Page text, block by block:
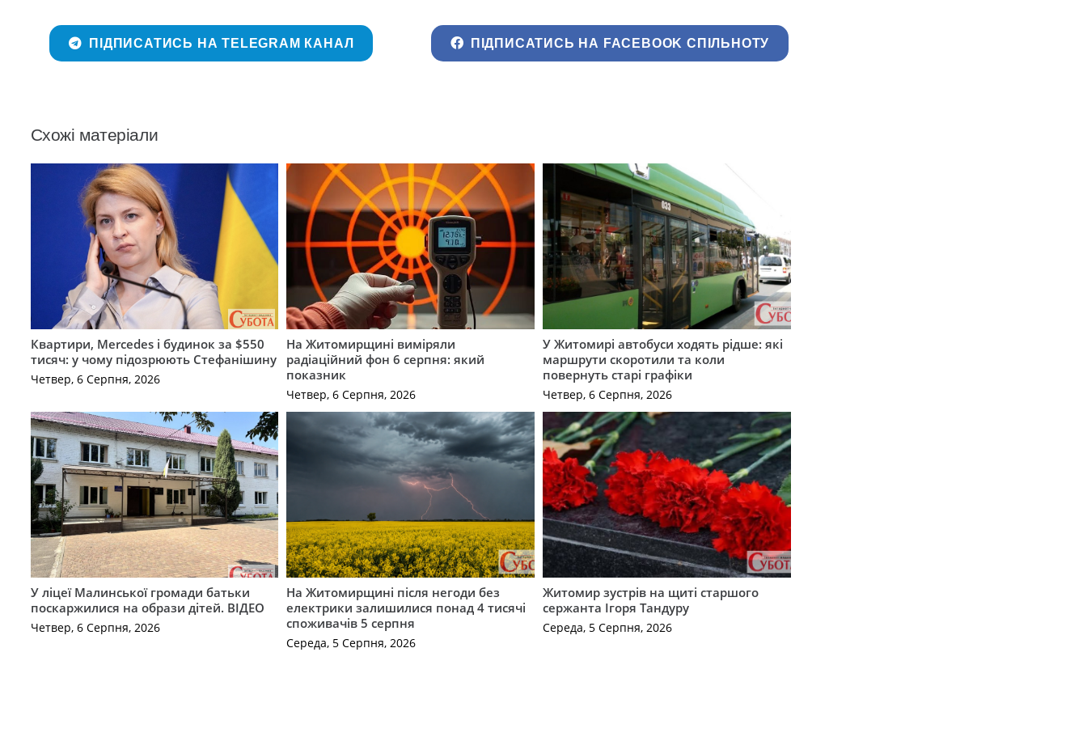
ПІДПИСАТИСЬ НА TELEGRAM КАНАЛ ПІДПИСАТИСЬ НА FACEBOOK СПІЛЬНОТУ
Схожі матеріали
Квартири, Mercedes і будинок за $550
тисяч: у чому підозрюють Стефанішину
Четвер, 6 Серпня, 2026
На Житомирщині виміряли
радіаційний фон 6 серпня: який
показник
Четвер, 6 Серпня, 2026
У Житомирі автобуси ходять рідше: які
маршрути скоротили та коли
повернуть старі графіки
Четвер, 6 Серпня, 2026
У ліцеї Малинської громади батьки
поскаржилися на образи дітей. ВІДЕО
Четвер, 6 Серпня, 2026
На Житомирщині після негоди без
електрики залишилися понад 4 тисячі
споживачів 5 серпня
Середа, 5 Серпня, 2026
Житомир зустрів на щиті старшого
сержанта Ігоря Тандуру
Середа, 5 Серпня, 2026